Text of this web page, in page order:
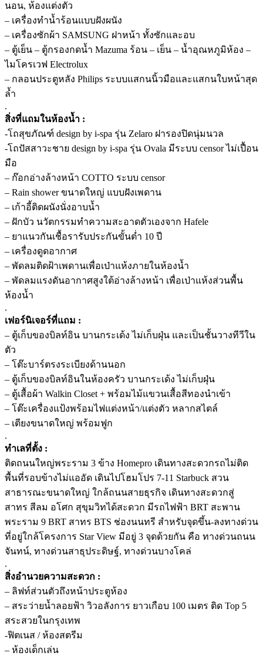
นอน, ห้องแต่งตัว
– เครื่องทำน้ำร้อนแบบฝังผนัง
– เครื่องซักผ้า SAMSUNG ฝาหน้า ทั้งซักและอบ
– ตู้เย็น – ตู้กรองกดน้ำ Mazuma ร้อน – เย็น – น้ำอุณหภูมิห้อง –
ไมโครเวฟ Electrolux
– กลอนประตูหลัง Philips ระบบแสกนนิ้วมือและแสกนใบหน้าสุด
ล้ำ
.
สิ่งที่แถมในห้องน้ำ :
-โถสุขภัณฑ์ design by i-spa รุ่น Zelaro ฝารองปิดนุ่มนวล
-โถปัสสาวะชาย design by i-spa รุ่น Ovala มีระบบ censor ไม่เปื้อน
มือ
– ก๊อกอ่างล้างหน้า COTTO ระบบ censor
– Rain shower ขนาดใหญ่ แบบฝังเพดาน
– เก้าอี้ติดผนังนั่งอาบน้ำ
– ฝักบัว นวัตกรรมทำความสะอาดตัวเองจาก Hafele
– ยาแนวกันเชื้อรารับประกันขั้นต่ำ 10 ปี
– เครื่องดูดอากาศ
– พัดลมติดฝ้าเพดานเพื่อเป่าแห้งภายในห้องน้ำ
– พัดลมแรงดันอากาศสูงใต้อ่างล้างหน้า เพื่อเป่าแห้งส่วนพื้น
ห้องน้ำ
.
เฟอร์นิเจอร์ที่แถม :
– ตู้เก็บของบิลท์อิน บานกระเด้ง ไม่เก็บฝุ่น และเป็นชั้นวางทีวีใน
ตัว
– โต๊ะบาร์ตรงระเบียงด้านนอก
– ตู้เก็บของบิลท์อินในห้องครัว บานกระเด้ง ไม่เก็บฝุ่น
– ตู้เสื้อผ้า Walkin Closet + พร้อมไม้แขวนเสื้อสีทองนำเข้า
– โต๊ะเครื่องแป้งพร้อมไฟแต่งหน้า/แต่งตัว หลากสไตล์
– เตียงขนาดใหญ่ พร้อมฟูก
.
ทำเลที่ตั้ง :
ติดถนนใหญ่พระราม 3 ข้าง Homepro เดินทางสะดวกรถไม่ติด
พื้นที่รอบข้างไม่แออัด เดินไปโฮมโปร 7-11 Starbuck สวน
สาธารณะขนาดใหญ่ ใกล้ถนนสายธุรกิจ เดินทางสะดวกสู่
สาทร สีลม อโศก สุขุมวิทได้สะดวก มีรถไฟฟ้า BRT สะพาน
พระราม 9 BRT สาทร BTS ช่องนนทรี สำหรับจุดขึ้น-ลงทางด่วน
ที่อยู่ใกล้โครงการ Star View มีอยู่ 3 จุดด้วยกัน คือ ทางด่วนถนน
จันทน์, ทางด่วนสาธุประดิษฐ์, ทางด่วนบางโคล่
.
สิ่งอำนวยความสะดวก :
– ลิฟท์ส่วนตัวถึงหน้าประตูห้อง
– สระว่ายน้ำลอยฟ้า วิวอลังการ ยาวเกือบ 100 เมตร ติด Top 5
สระสวยในกรุงเทพ
-ฟิตเนส / ห้องสตรีม
– ห้องเด็กเล่น